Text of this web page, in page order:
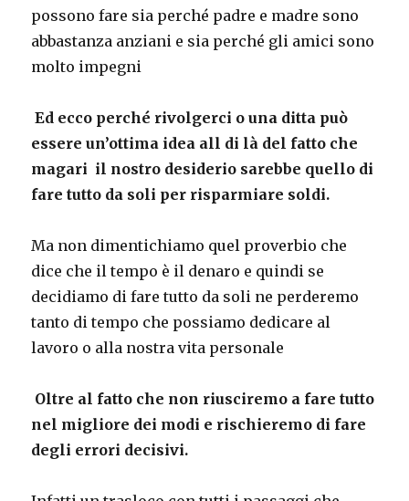
possono fare sia perché padre e madre sono
abbastanza anziani e sia perché gli amici sono
molto impegni
Ed ecco perché rivolgerci o una ditta può
essere un’ottima idea all di là del fatto che
magari il nostro desiderio sarebbe quello di
fare tutto da soli per risparmiare soldi.
Ma non dimentichiamo quel proverbio che
dice che il tempo è il denaro e quindi se
decidiamo di fare tutto da soli ne perderemo
tanto di tempo che possiamo dedicare al
lavoro o alla nostra vita personale
Oltre al fatto che non riusciremo a fare tutto
nel migliore dei modi e rischieremo di fare
degli errori decisivi.